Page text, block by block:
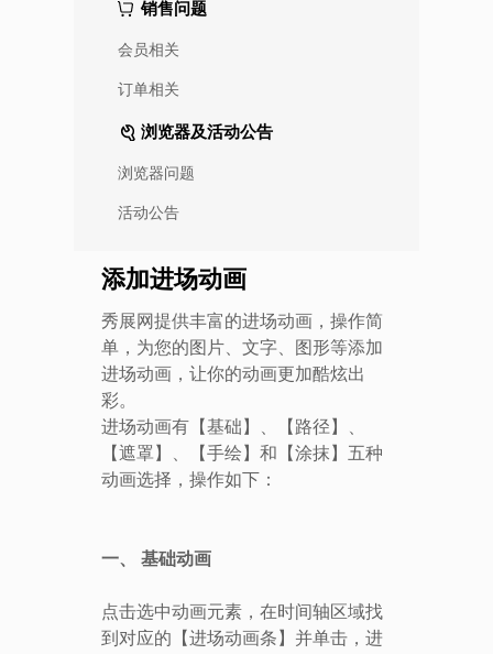
销售问题
会员相关
订单相关
浏览器及活动公告
浏览器问题
活动公告
添加进场动画
秀展网提供丰富的进场动画，操作简
单，为您的图片、文字、图形等添加
进场动画，让你的动画更加酷炫出
彩。
进场动画有【基础】、【路径】、
【遮罩】、【手绘】和【涂抹】五种
动画选择，操作如下：
一、 基础动画
点击选中动画元素，在时间轴区域找
到对应的【进场动画条】并单击，进